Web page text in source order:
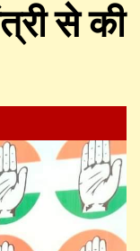
से की